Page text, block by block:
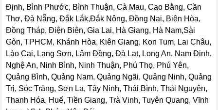
Định, Bình Phước, Bình Thuận, Cà Mau, Cao Bằng, Cần
Thơ, Đà Nẵng, Đắk Lắk,Đắk Nông, Đồng Nai, Biên Hòa,
Đồng Tháp, Điện Biên, Gia Lai, Hà Giang, Hà Nam,Sài
Gòn, TPHCM, Khánh Hòa, Kiên Giang, Kon Tum, Lai Châu,
Lào Cai, Lạng Sơn, Lâm Đồng, Đà Lạt, Long An, Nam Định,
Nghệ An, Ninh Bình, Ninh Thuận, Phú Thọ, Phú Yên,
Quảng Bình, Quảng Nam, Quảng Ngãi, Quảng Ninh, Quảng
Trị, Sóc Trăng, Sơn La, Tây Ninh, Thái Bình, Thái Nguyên,
Thanh Hóa, Huế, Tiền Giang, Trà Vinh, Tuyên Quang, Vĩnh